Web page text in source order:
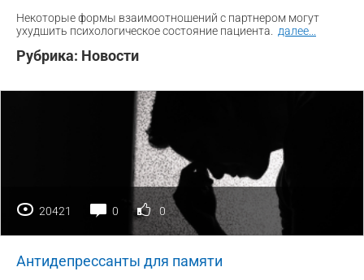
Некоторые формы взаимоотношений с партнером могут
ухудшить психологическое состояние пациента.
далее
Рубрика: Новости
20421 0 0
Антидепрессанты для памяти